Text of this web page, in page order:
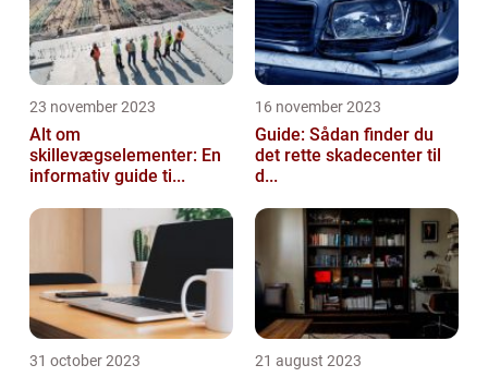
23 november 2023
Alt om
skillevægselementer: En
informativ guide ti...
16 november 2023
Guide: Sådan finder du
det rette skadecenter til
d...
31 october 2023 21 august 2023